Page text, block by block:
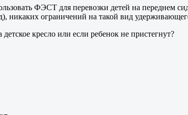
ФЭСТ для перевозки детей на переднем
никаких ограничений на такой вид
кресло или если ребенок не пристегнут?